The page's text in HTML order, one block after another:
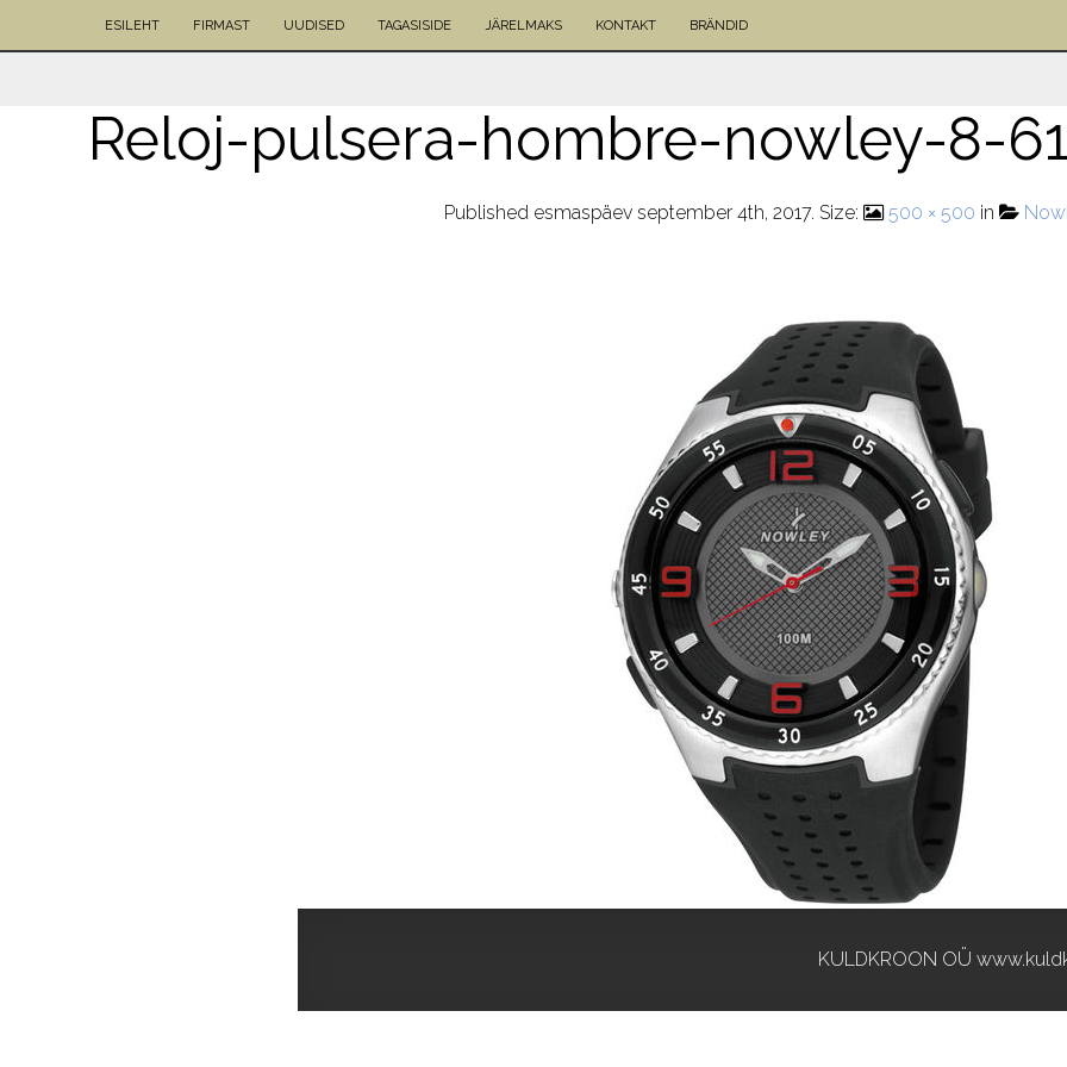
ESILEHT FIRMAST UUDISED TAGASISIDE JÄRELMAKS KONTAKT BRÄNDID
Reloj-pulsera-hombre-nowley-8-
Published esmaspäev september 4th, 2017. Size: 500 × 500 in
KULDKROON OÜ